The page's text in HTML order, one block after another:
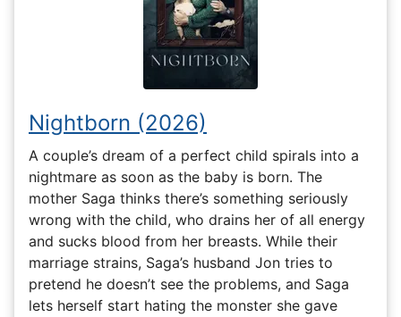
Nightborn (2026)
A couple’s dream of a perfect child spirals into a
nightmare as soon as the baby is born. The
mother Saga thinks there’s something seriously
wrong with the child, who drains her of all energy
and sucks blood from her breasts. While their
marriage strains, Saga’s husband Jon tries to
pretend he doesn’t see the problems, and Saga
lets herself start hating the monster she gave